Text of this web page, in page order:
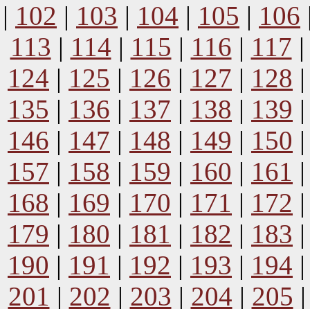
| 102 | 103 | 104 | 105 | 106
113 | 114 | 115 | 116 | 117
124 | 125 | 126 | 127 | 128
135 | 136 | 137 | 138 | 139
146 | 147 | 148 | 149 | 150
157 | 158 | 159 | 160 | 161
168 | 169 | 170 | 171 | 172
179 | 180 | 181 | 182 | 183
190 | 191 | 192 | 193 | 194
201 | 202 | 203 | 204 | 205